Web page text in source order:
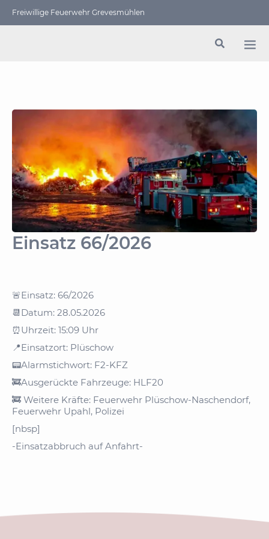
Freiwillige Feuerwehr Grevesmühlen
Einsatz 66/2026
🚨Einsatz: 66/2026
📆Datum: 28.05.2026
⏰Uhrzeit: 15:09 Uhr
📍Einsatzort: Plüschow
📟Alarmstichwort: F2-KFZ
🚒Ausgerückte Fahrzeuge: HLF20
🚒 Weitere Kräfte: Feuerwehr Plüschow-Naschendorf,
Feuerwehr Upahl, Polizei
[nbsp]
-Einsatzabbruch auf Anfahrt-